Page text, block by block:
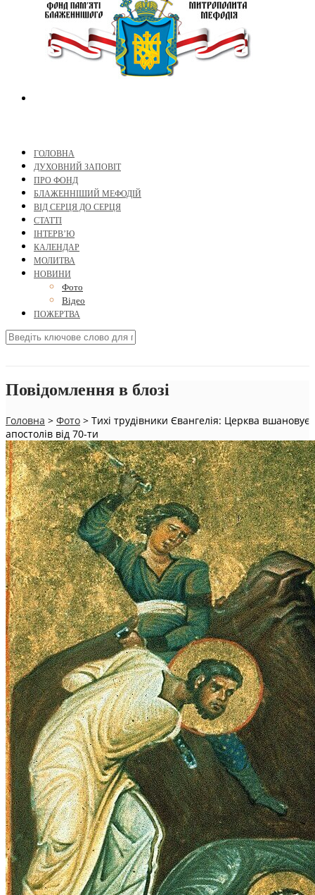
ГОЛОВНА
ДУХОВНИЙ ЗАПОВІТ
ПРО ФОНД
БЛАЖЕННІШИЙ МЕФОДІЙ
ВІД СЕРЦЯ ДО СЕРЦЯ
СТАТТІ
ІНТЕРВ’Ю
КАЛЕНДАР
МОЛИТВА
НОВИНИ
Фото
Відео
ПОЖЕРТВА
Повідомлення в блозі
Головна > Фото > Тихі трудівники Євангелія: Церква вшановує
апостолів від 70-ти